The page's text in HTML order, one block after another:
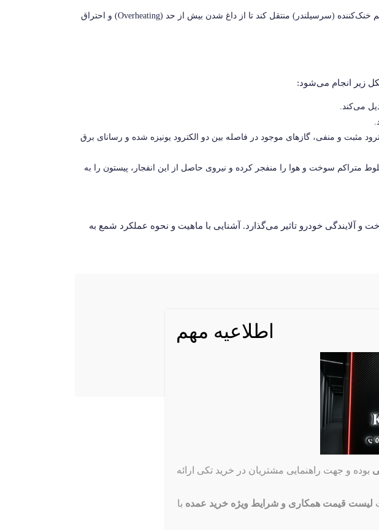
شمع باید بتواند گرمای اضافی تولید شده در محفظه احتراق را به سیستم خنک‌کننده (سرسیلندر) منتقل کند تا از داغ شدن بیش از حد (Overheating) و احتراق
زیر انجام می‌شود:
مثبت و منفی، گازهای موجود در فاصله بین دو الکترود یونیزه شده و رسانای برق
متراکم سوخت و هوا را منفجر کرده و نیروی حاصل از این انفجار، پیستون را به
خودرو تاثیر می‌گذارد. آشنایی با ماهیت و نحوه عملکرد شمع به
بزنید. اطلاعیه مهم
بوده و جهت راهنمایی مشتریان در خرید تکی ارائه
لیست قیمت همکاری و شرایط ویژه خرید عمده با